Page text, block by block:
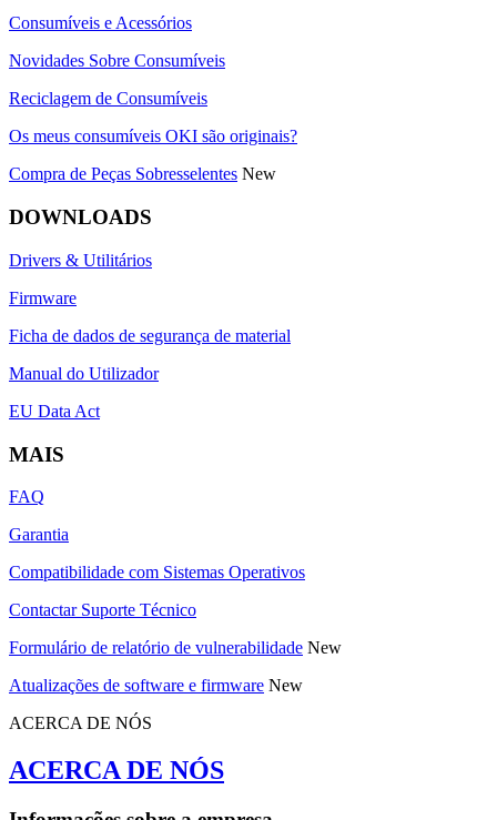
Consumíveis e Acessórios
Novidades Sobre Consumíveis
Reciclagem de Consumíveis
Os meus consumíveis OKI são originais?
Compra de Peças Sobresselentes New
DOWNLOADS
Drivers & Utilitários
Firmware
Ficha de dados de segurança de material
Manual do Utilizador
EU Data Act
MAIS
FAQ
Garantia
Compatibilidade com Sistemas Operativos
Contactar Suporte Técnico
Formulário de relatório de vulnerabilidade New
Atualizações de software e firmware New
ACERCA DE NÓS
ACERCA DE NÓS